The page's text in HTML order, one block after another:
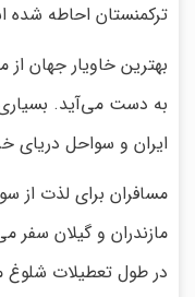
ترکمنستان احاطه
بهترین خاویار جهان
به دست می‌آید. بسیاری
ایران و سواحل دریای
مسافران برای لذت از
مازندران و گیلان سفر
در طول تعطیلات